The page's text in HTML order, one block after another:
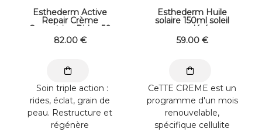
Esthederm Active
Repair Crème
Correctrice Rides 50
ml
82.00 €
Soin triple action :
rides, éclat, grain de
peau. Restructure et
régénère
Esthederm Huile
solaire 150ml soleil
modéré
59.00 €
CeTTE CREME est un
programme d'un mois
renouvelable,
spécifique cellulite